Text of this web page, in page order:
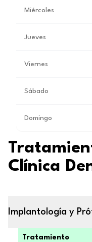
Miércoles
Jueves
Viernes
Sábado
Domingo
Clínica
Implantología y
Tratamiento